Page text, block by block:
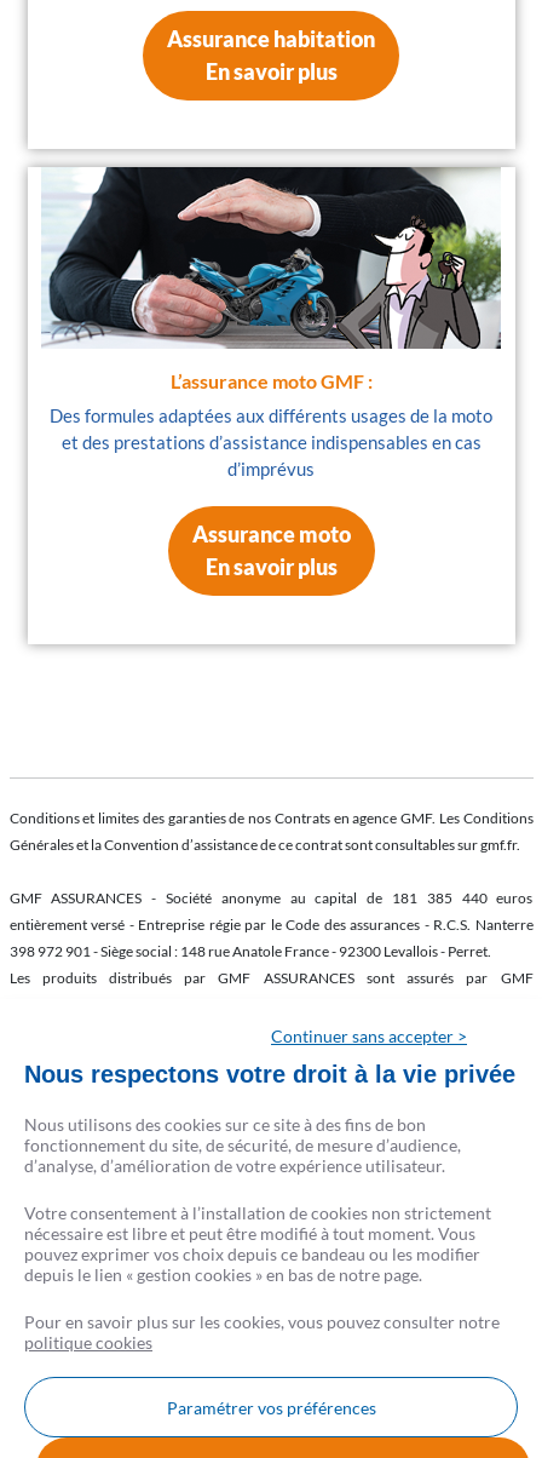
Assurance habitation
En savoir plus
L’assurance moto GMF :
Des formules adaptées aux différents usages de la moto
et des prestations d’assistance indispensables en cas
d’imprévus
Assurance moto
En savoir plus
Conditions et limites des garanties de nos Contrats en agence GMF. Les Conditions
Générales et la Convention d’assistance de ce contrat sont consultables sur gmf.fr.
GMF ASSURANCES - Société anonyme au capital de 181 385 440 euros
entièrement versé - Entreprise régie par le Code des assurances - R.C.S. Nanterre
398 972 901 - Siège social : 148 rue Anatole France - 92300 Levallois - Perret.
Les produits distribués par GMF ASSURANCES sont assurés par GMF
Contrat proposé par CRESERFI,société de financement du CSF (SA au capital de 56
sous le numéro : 07 022 577 (www.orias.fr) - Siège social : 9 rue du Fg. Poissonnière,
75009 Paris).
Nous contacter FAQ AVIS CSF
Continuer sans accepter >
Nous respectons votre droit à la vie privée
Nous utilisons des cookies sur ce site à des fins de bon
fonctionnement du site, de sécurité, de mesure d’audience,
d’analyse, d’amélioration de votre expérience utilisateur.
Votre consentement à l’installation de cookies non strictement
nécessaire est libre et peut être modifié à tout moment. Vous
pouvez exprimer vos choix depuis ce bandeau ou les modifier
depuis le lien « gestion cookies » en bas de notre page.
Pour en savoir plus sur les cookies, vous pouvez consulter notre
politique cookies
Paramétrer vos préférences